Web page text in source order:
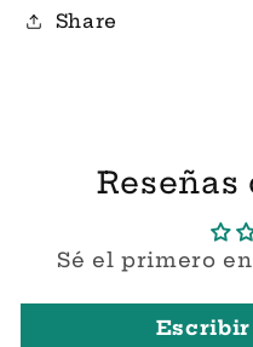
Share
Sé el primero
Escribir